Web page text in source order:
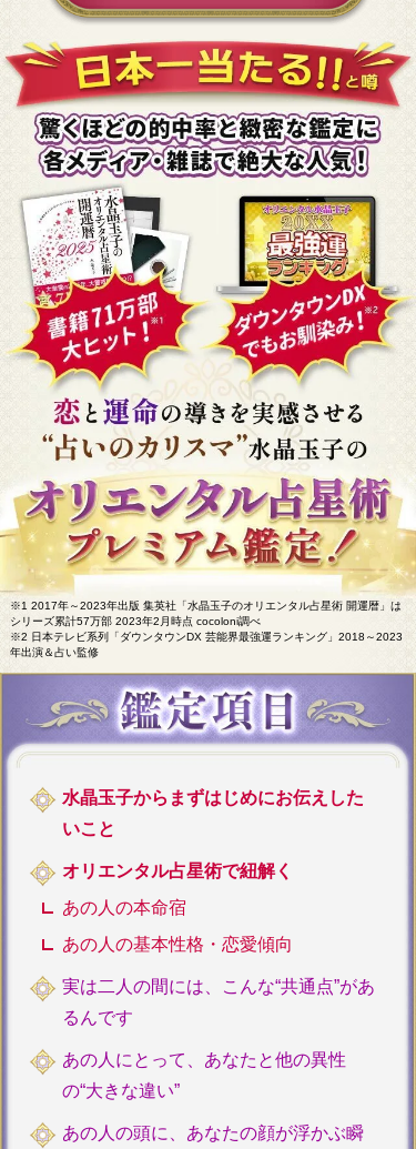
※1 2017年～2023年出版 集英社「水晶玉子のオリエンタル占星術 開運暦」は
シリーズ累計57万部 2023年2月時点 cocoloni調べ
※2 日本テレビ系列「ダウンタウンDX 芸能界最強運ランキング」2018～2023
年出演＆占い監修
水晶玉子からまずはじめにお伝えした
いこと
オリエンタル占星術で紐解く
あの人の本命宿
あの人の基本性格・恋愛傾向
実は二人の間には、こんな“共通点”があ
るんです
あの人にとって、あなたと他の異性
の“大きな違い”
あの人の頭に、あなたの顔が浮かぶ瞬